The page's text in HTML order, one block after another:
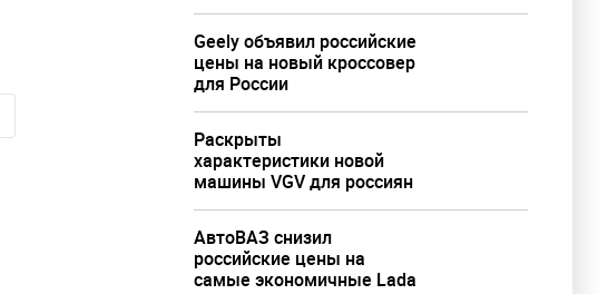
Geely объявил российские
цены на новый кроссовер
для России
Раскрыты
характеристики новой
машины VGV для россиян
АвтоВАЗ снизил
российские цены на
самые экономичные Lada